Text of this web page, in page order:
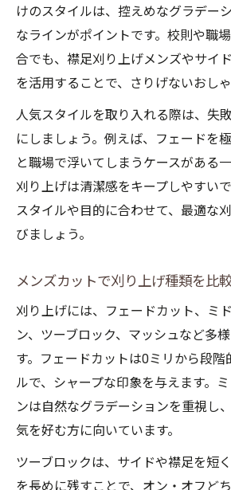
けのスタイルは、控えめなグラデー
なラインがポイントです。校則や職
合でも、襟足刈り上げメンズやサイ
を活用することで、さりげないおしゃ
人気スタイルを取り入れる際は、失
にしましょう。例えば、フェードを
と職場で浮いてしまうケースがある
刈り上げは清潔感をキープしやすい
スタイルや目的に合わせて、最適な
びましょう。
メンズカットで刈り上げ種類を比
刈り上げには、フェードカット、ミ
ン、ツーブロック、マッシュなど多
す。フェードカットは0ミリから段階
ルで、シャープな印象を与えます。
ンは自然なグラデーションを重視し
気を好む方に向いています。
ツーブロックは、サイドや襟足を短
を長めに残すことで、オン・オフど